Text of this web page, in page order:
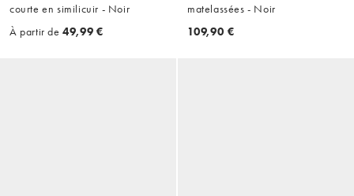
courte en similicuir - Noir
À partir de 49,99 €
matelassées - Noir
109,90 €